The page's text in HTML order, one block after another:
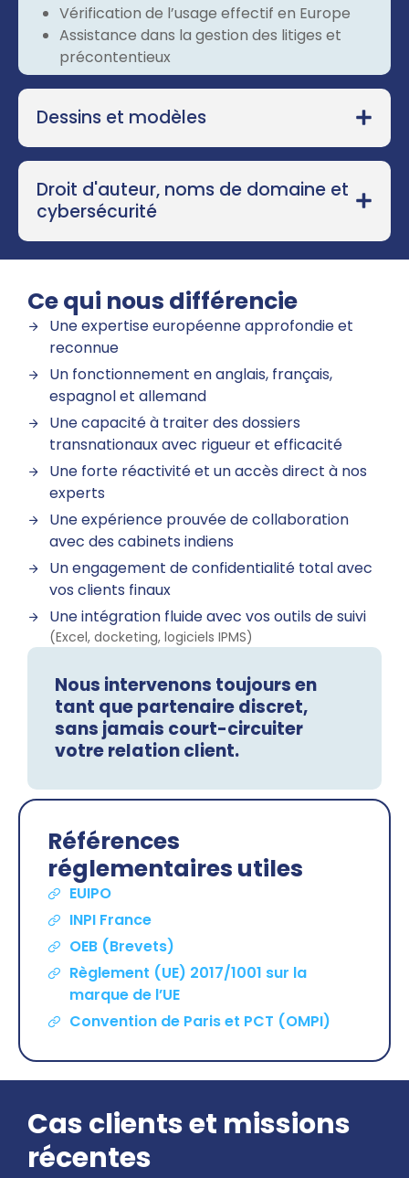
Vérification de l’usage effectif en Europe
Assistance dans la gestion des litiges et
précontentieux
Dessins et modèles
Droit d'auteur, noms de domaine et
cybersécurité
Ce qui nous différencie
Une expertise européenne approfondie et
reconnue
Un fonctionnement en anglais, français,
espagnol et allemand
Une capacité à traiter des dossiers
transnationaux avec rigueur et efficacité
Une forte réactivité et un accès direct à nos
experts
Une expérience prouvée de collaboration
avec des cabinets indiens
Un engagement de confidentialité total avec
vos clients finaux
Une intégration fluide avec vos outils de suivi
(Excel, docketing, logiciels IPMS)
Nous intervenons toujours en
tant que partenaire discret,
sans jamais court-circuiter
votre relation client.
Références
réglementaires utiles
EUIPO
INPI France
OEB (Brevets)
Règlement (UE) 2017/1001 sur la
marque de l’UE
Convention de Paris et PCT (OMPI)
Cas clients et missions
récentes